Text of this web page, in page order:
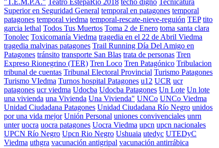
"T.E.M.P.A." Teatro EstepaRio 2018 techo digno Tecnicatura
Superior en Seguridad General temporal en patagones temporal
patagones temporal viedma temporal-rescate-nieve-reguión TEP tito
garcia lethal Todos Tus Muertos Toma 2 de Enero toma santa clara
Tonolec Toxicomanía Viedma tragedia en el 22 de Abril Viedma
tragedia malvinas patagones Trail Running Día Del Amigo en
Patagones tránsito transporte San Blas trata de personas Tren
Expreso Rionegrino (TER) Tren Loco Tren Patagónico Tribulacion
tribunal de cuentas Tribunal Electoral Provincial Turismo Patagones
Turismo VIedma Turnos hospital Patagones u12 UCR ucr
patagones ucr viedma Udocba Udocba Patagones Un Lote Un lote
una vivienda una Vivienda Una Vivienda" UNCo UNCo Viedma
Unidad Ciudadana Patagones Unidad Ciudadana Río Negro unidos
por una vida mejor Unión Personal uniones convivenciales unrn
unter uocra uocra patagones Uocra Viedma upcn upcn nacionales
UPCN Río Negro Upcn Rio Negro Ushuaia utedyc UTEDyC
Viedma uthgra vacunación antigripal vacunación antirrábica